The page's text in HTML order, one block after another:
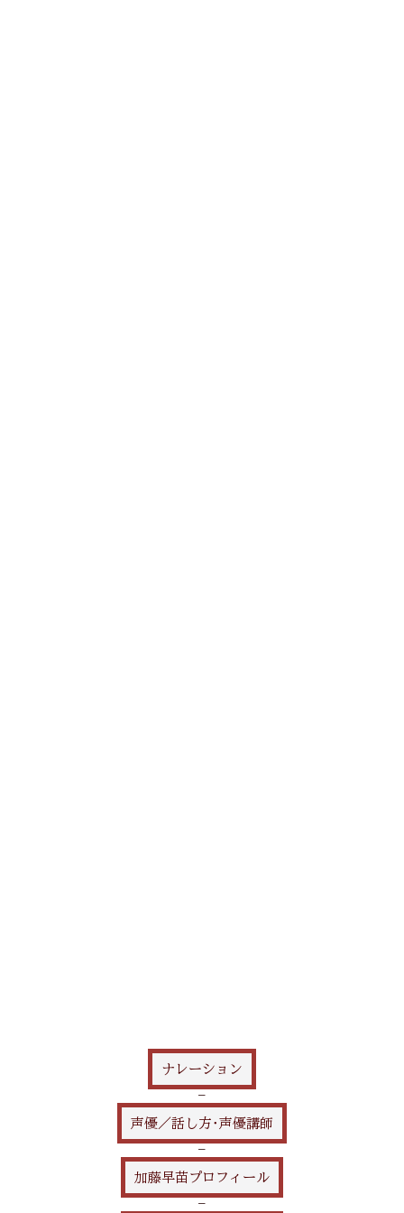
ナレーション
—
声優／話し方･声優講師
—
加藤早苗プロフィール
—